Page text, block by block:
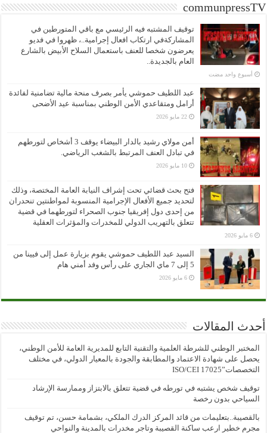
communpressTV
توقيف المشتبه فيه الرئيسي مع باقي المتورطين في
المشاركةفي ارتكاب افعال إجرامية..، ظهروا في فديو
يعرضون شخصا للعنف باستعمال السلاح الأبيض بالشارع
العام بالجديدة..
‏أسبوع واحد مضت
عبد اللطيف حموشي يأمر بصرف منحة مالية تضامنية لفائدة
أرامل ومتقاعدي الأمن الوطني بمناسبة عيد الأضحى
22 مايو 2026
أمن مولاي رشيد بالدار البيضاء يوقف 3 أشخاص لتورطهم
في تبادل العنف المرتبط بالشغب الرياضي.
10 مايو 2026
فتح بحث قضائي تحت إشراف النيابة العامة المختصة، وذلك
لتحديد جميع الأفعال الإجرامية المنسوبة لمواطنتين تنحدران
من إحدى دول إفريقيا جنوب الصحراء لتورطهما في قضية
تتعلق بالتهريب الدولي للمخدرات والمؤثرات العقلية
6 مايو 2026
السيد عبد اللطيف حموشي يقوم بزيارة عمل إلى فيينا من
5 إلى 7 ماي الجاري على رأس وفد أمني هام
6 مايو 2026
أحدث المقالات
المختبر الوطني للشرطة العلمية والتقنية التابع للمديرية العامة للأمن الوطني،
يحصل على شهادة الاعتماد والمطابقة والجودة بالمعيار الدولي، في مختلف
التخصصات”ISO/CEI 17025
توقيف شخص يشتبه في تورطه في قضية تتعلق بالابتزاز وممارسة الإرشاد
السياحي بدون رخصة
بالقصيبة..بتعليمات من قائد المركز الدرك الملكي، بشمامة حسن، تم توقيف
مجرم خطير ارعب ساكنة القصيبة وتاجر مخدرات بالمدينة والنواحي